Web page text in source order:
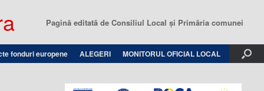
Pagină editată de Consiliul Local şi Primăria comunei
fonduri europene ALEGERI MONITORUL OFICIAL LOCAL